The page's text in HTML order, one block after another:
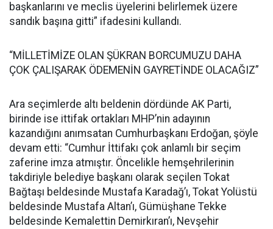
başkanlarını ve meclis üyelerini belirlemek üzere
sandık başına gitti” ifadesini kullandı.
“MİLLETİMİZE OLAN ŞÜKRAN BORCUMUZU DAHA
ÇOK ÇALIŞARAK ÖDEMENİN GAYRETİNDE OLACAĞIZ”
Ara seçimlerde altı beldenin dördünde AK Parti,
birinde ise ittifak ortakları MHP’nin adayının
kazandığını anımsatan Cumhurbaşkanı Erdoğan, şöyle
devam etti: “Cumhur İttifakı çok anlamlı bir seçim
zaferine imza atmıştır. Öncelikle hemşehrilerinin
takdiriyle belediye başkanı olarak seçilen Tokat
Bağtaşı beldesinde Mustafa Karadağ’ı, Tokat Yolüstü
beldesinde Mustafa Altan’ı, Gümüşhane Tekke
beldesinde Kemalettin Demirkıran’ı, Nevşehir